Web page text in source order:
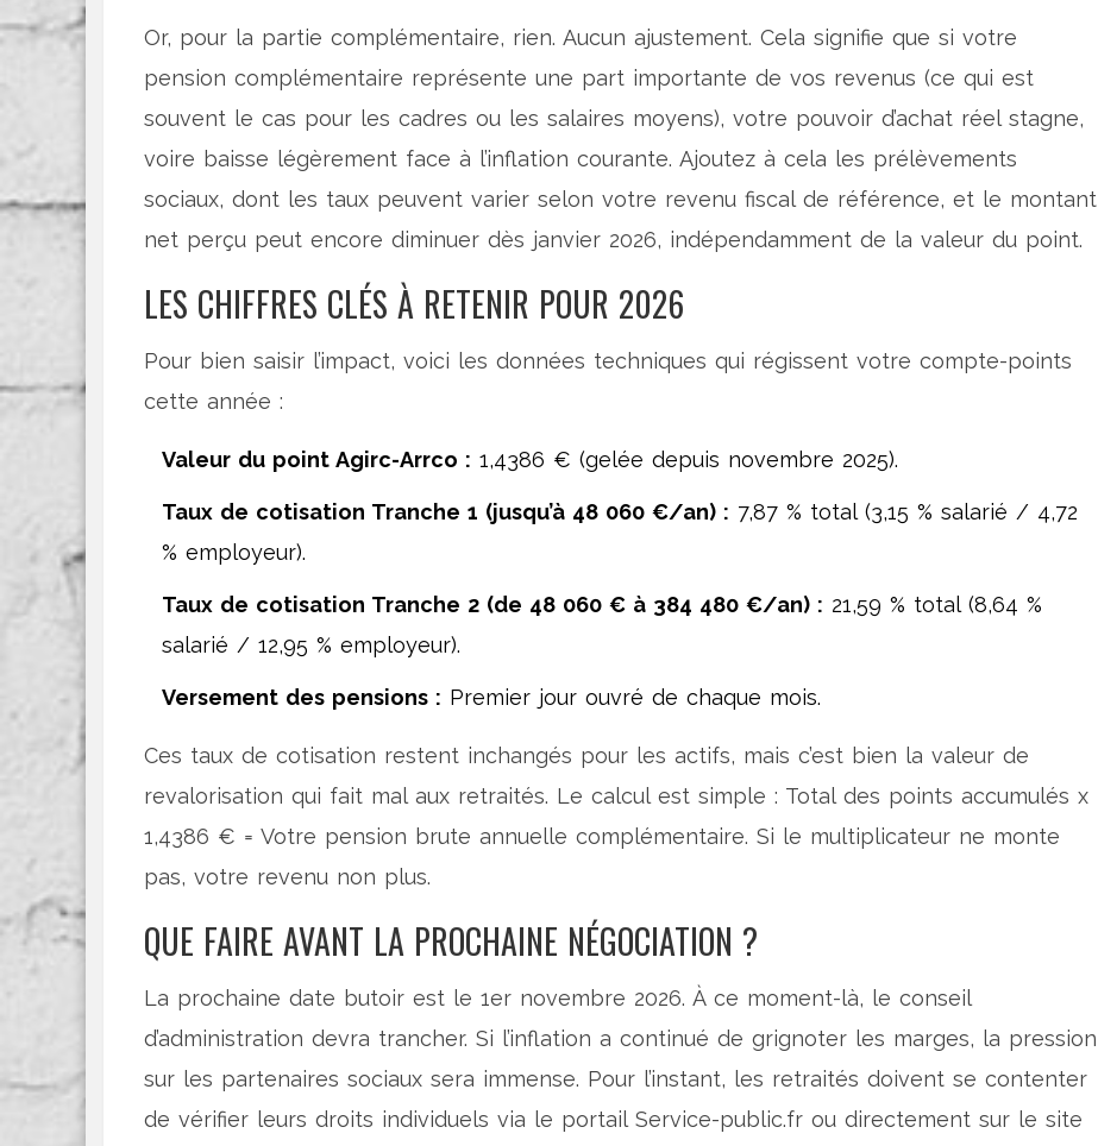
Or, pour la partie complémentaire, rien. Aucun ajustement. Cela signifie que si votre
pension complémentaire représente une part importante de vos revenus (ce qui est
souvent le cas pour les cadres ou les salaires moyens), votre pouvoir d’achat réel stagne,
voire baisse légèrement face à l’inflation courante. Ajoutez à cela les prélèvements
sociaux, dont les taux peuvent varier selon votre revenu fiscal de référence, et le montant
net perçu peut encore diminuer dès janvier 2026, indépendamment de la valeur du point.
LES CHIFFRES CLÉS À RETENIR POUR 2026
Pour bien saisir l’impact, voici les données techniques qui régissent votre compte-points
cette année :
Valeur du point Agirc-Arrco : 1,4386 € (gelée depuis novembre 2025).
Taux de cotisation Tranche 1 (jusqu’à 48 060 €/an) : 7,87 % total (3,15 % salarié / 4,72
% employeur).
Taux de cotisation Tranche 2 (de 48 060 € à 384 480 €/an) : 21,59 % total (8,64 %
salarié / 12,95 % employeur).
Versement des pensions : Premier jour ouvré de chaque mois.
Ces taux de cotisation restent inchangés pour les actifs, mais c’est bien la valeur de
revalorisation qui fait mal aux retraités. Le calcul est simple : Total des points accumulés x
1,4386 € = Votre pension brute annuelle complémentaire. Si le multiplicateur ne monte
pas, votre revenu non plus.
QUE FAIRE AVANT LA PROCHAINE NÉGOCIATION ?
La prochaine date butoir est le 1er novembre 2026. À ce moment-là, le conseil
d’administration devra trancher. Si l’inflation a continué de grignoter les marges, la pression
sur les partenaires sociaux sera immense. Pour l’instant, les retraités doivent se contenter
de vérifier leurs droits individuels via le portail Service-public.fr ou directement sur le site